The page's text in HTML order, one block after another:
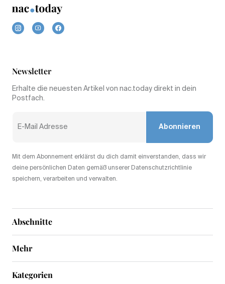
Abschnitte
Mehr
Newsletter
Erhalte die neuesten Artikel von nac.today direkt in dein
Postfach.
Abonnieren
Mit dem Abonnement erklärst du dich damit einverstanden, dass wir
deine persönlichen Daten gemäß unserer Datenschutzrichtlinie
speichern, verarbeiten und verwalten.
Kategorien